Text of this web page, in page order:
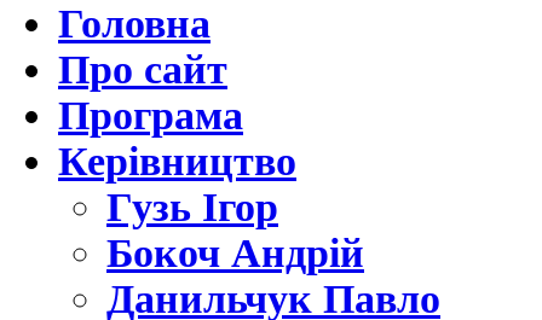
Головна
Про сайт
Програма
Керівництво
Гузь Ігор
Бокоч Андрій
Данильчук Павло